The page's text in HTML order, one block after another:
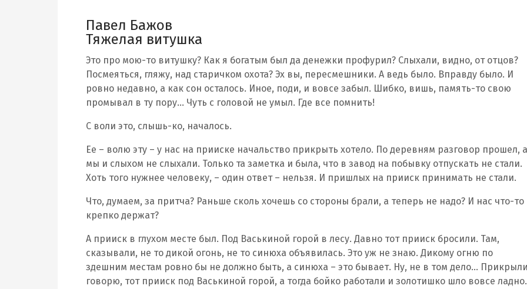
Павел Бажов
Тяжелая витушка
Это про мою-то витушку? Как я богатым был да денежки профурил? Слыхали, видно, от отцов?
Посмеяться, гляжу, над старичком охота? Эх вы, пересмешники. А ведь было. Вправду было. И
ровно недавно, а как сон осталось. Иное, поди, и вовсе забыл. Шибко, вишь, память-то свою
промывал в ту пору… Чуть с головой не умыл. Где все помнить!
С воли это, слышь-ко, началось.
Ее – волю эту – у нас на прииске начальство прикрыть хотело. По деревням разговор прошел, а
мы и слыхом не слыхали. Только та заметка и была, что в завод на побывку отпускать не стали.
Хоть того нужнее человеку, – один ответ – нельзя. И пришлых на прииск принимать не стали.
Что, думаем, за притча? Раньше сколь хочешь со стороны брали, а теперь не надо? И нас что-то
крепко держат?
А прииск в глухом месте был. Под Васькиной горой в лесу. Давно тот прииск бросили. Там,
сказывали, не то дикой огонь, не то синюха объявилась. Это уж не знаю. Дикому огню по
здешним местам ровно бы не должно быть, а синюха – это бывает. Ну, не в том дело…
говорю, тот прииск под Васькиной горой, а тогда бойко работали и золотишко шло вовсе ладно.